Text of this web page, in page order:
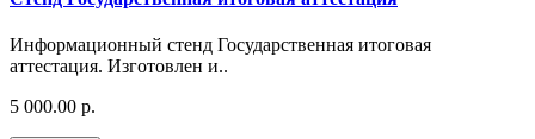
Информационный стенд Государственная итоговая
аттестация. Изготовлен и..
5 000.00 р.